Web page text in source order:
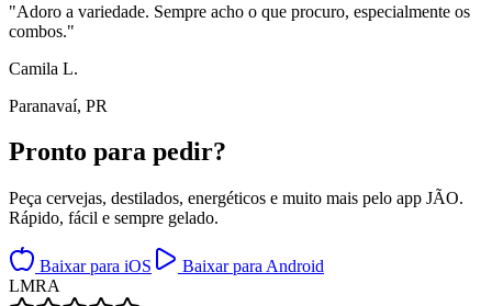
"Adoro a variedade. Sempre acho o que procuro, especialmente os
combos."
Camila L.
Paranavaí, PR
Pronto para pedir?
Peça cervejas, destilados, energéticos e muito mais pelo app JÃO.
Rápido, fácil e sempre gelado.
Baixar para iOS
Baixar para Android
LMRA